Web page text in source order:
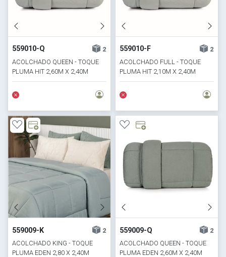
559010-Q
2
ACOLCHADO QUEEN - TOQUE
PLUMA HIT 2,60M X 2,40M
559010-F
2
ACOLCHADO FULL - TOQUE
PLUMA HIT 2,10M X 2,40M
559009-K
2
ACOLCHADO KING - TOQUE
PLUMA EDEN 2,80 X 2,40M
559009-Q
2
ACOLCHADO QUEEN - TOQUE
PLUMA EDEN 2,60M X 2,40M